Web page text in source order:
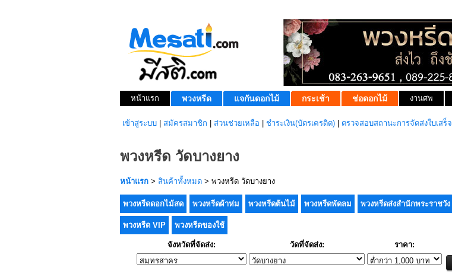
หน้าแรก พวงหรีด แจกันดอกไม้ กระเช้า ช่อดอกไม้ งานศพ
เข้าสู่ระบบ สมัครสมาชิก ส่วนช่วยเหลือ ชำระเงิน(บัตรเครดิต) ตรวจสอบสถานะการจัดส่งใบเสร็จ
พวงหรีด วัดบางยาง
หน้าแรก > สินค้าทั้งหมด > พวงหรีด วัดบางยาง
พวงหรีดดอกไม้สด พวงหรีดผ้าห่ม พวงหรีดต้นไม้ พวงหรีดพัดลม พวงหรีดส่งสำนักพระราชวัง
พวงหรีด VIP พวงหรีดของใช้
จังหวัดที่จัดส่ง: วัดที่จัดส่ง: ราคา: